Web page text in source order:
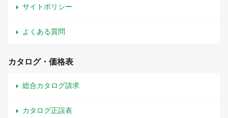
サイトポリシー
よくある質問
カタログ・価格表
総合カタログ請求
カタログ正誤表